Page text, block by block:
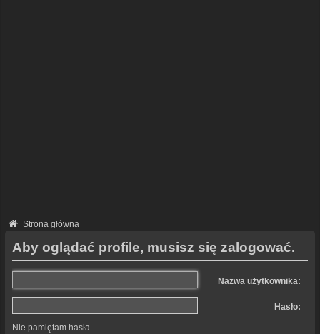
Strona główna
Aby oglądać profile, musisz się zalogować.
Nazwa użytkownika:
Hasło:
Nie pamiętam hasła